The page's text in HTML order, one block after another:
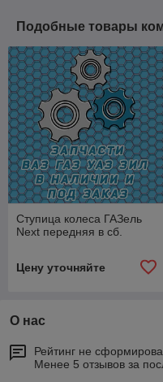
Подобные товары
Ступица колеса ГАЗель
Next передняя в сб.
Цену уточняйте
О нас
Рейтинг не
Менее 5 отзывов за